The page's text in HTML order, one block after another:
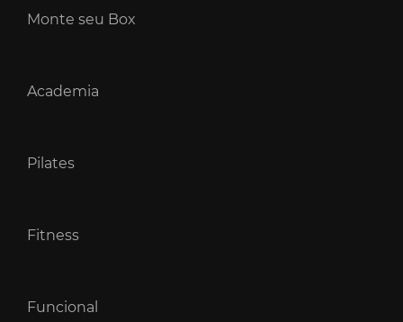
Monte seu Box
Academia
Pilates
Fitness
Funcional